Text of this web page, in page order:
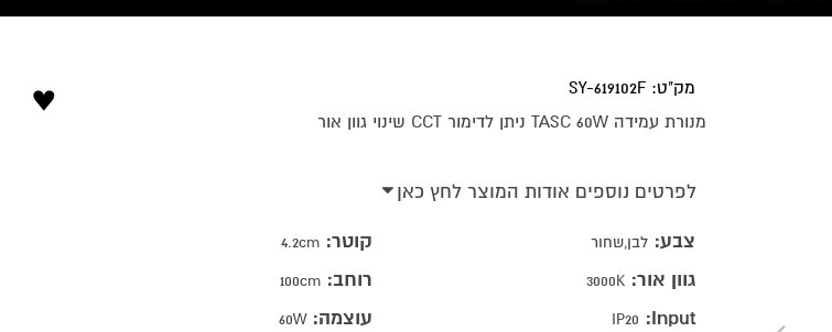
מק"ט: SY-619102F
מנורת עמידה TASC 60W ניתן לדימור CCT שינוי גוון אור
♥
לפרטים נוספים אודות המוצר לחץ כאן
צבע: לבן,שחור
גוון אור: 3000K
Input:
IP20
קוטר: 4.2cm
רוחב: 100cm
עוצמה: 60W